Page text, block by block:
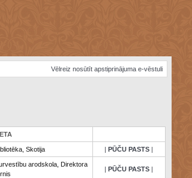
Vēlreiz nosūtīt apstiprinājuma e-vēstuli
Skotija |PŪČU PASTS |
arodskola, Direktora
|PŪČU PASTS |